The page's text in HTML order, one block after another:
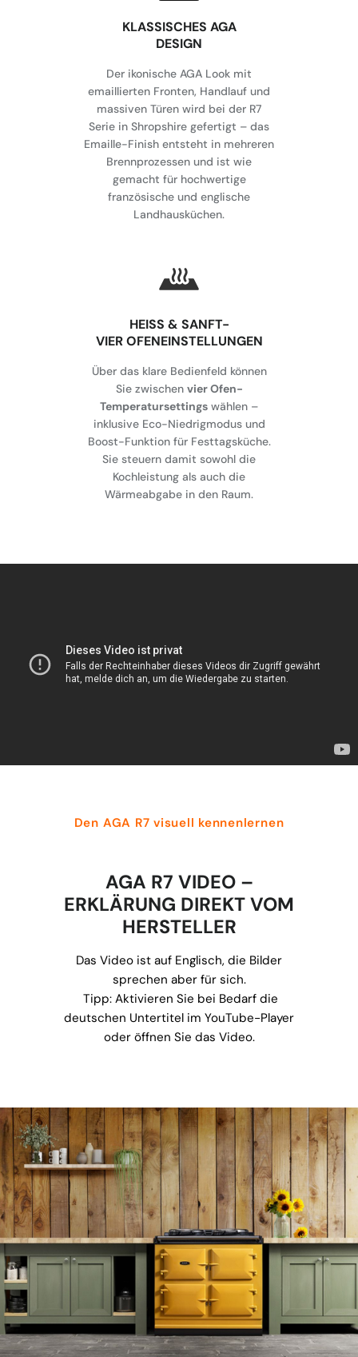
KLASSISCHES AGA
DESIGN
Der ikonische AGA Look mit
emaillierten Fronten, Handlauf und
massiven Türen wird bei der R7
Serie in Shropshire gefertigt – das
Emaille-Finish entsteht in mehreren
Brennprozessen und ist wie
gemacht für hochwertige
französische und englische
Landhausküchen.
HEISS & SANFT-
VIER OFENEINSTELLUNGEN
Über das klare Bedienfeld können
Sie zwischen vier Ofen-
Temperatursettings wählen –
inklusive Eco-Niedrigmodus und
Boost-Funktion für Festtagsküche.
Sie steuern damit sowohl die
Kochleistung als auch die
Wärmeabgabe in den Raum.
Den AGA R7 visuell kennenlernen
AGA R7 VIDEO –
ERKLÄRUNG DIREKT VOM
HERSTELLER
Das Video ist auf Englisch, die Bilder
sprechen aber für sich.
Tipp: Aktivieren Sie bei Bedarf die
deutschen Untertitel im YouTube-Player
oder öffnen Sie das Video.